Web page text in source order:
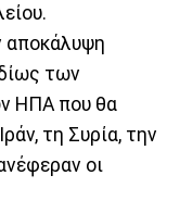
αποκάλυψη
των
ΗΠΑ που θα
τη Συρία, την
οι